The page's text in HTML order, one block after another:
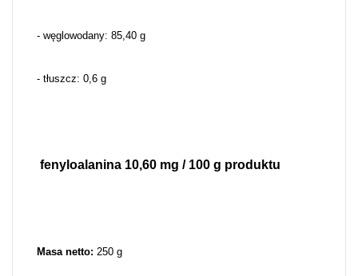
- węglowodany: 85,40 g
- tłuszcz: 0,6 g
fenyloalanina 10,60 mg / 100 g produktu
Masa netto: 250 g